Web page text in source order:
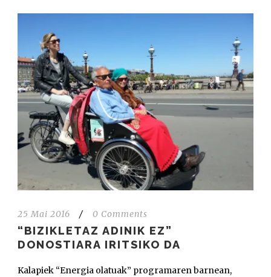
25 Mai 2016 / 0 Comments
“BIZIKLETAZ ADINIK EZ”
DONOSTIARA IRITSIKO DA
Kalapiek “Energia olatuak” programaren barnean,